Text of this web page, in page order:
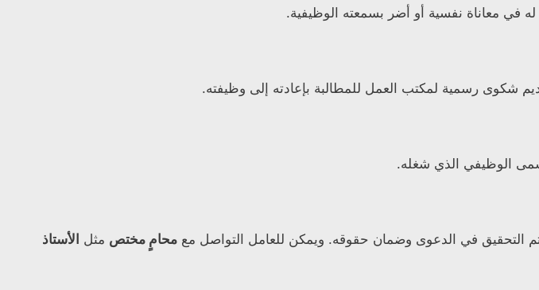
في معاناة نفسية أو أضر بسمعته الوظيفية.
شكوى رسمية لمكتب العمل للمطالبة بإعادته إلى وظيفته.
الوظيفي الذي شغله.
التحقيق في الدعوى وضمان حقوقه. ويمكن للعامل التواصل مع محامٍ مختص مثل الأستاذ